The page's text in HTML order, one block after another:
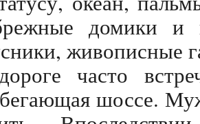
домики и
живописные
часто
шоссе.